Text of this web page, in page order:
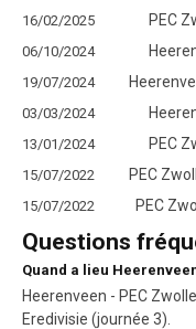
16/02/2025
PEC
06/10/2024
19/07/2024
03/03/2024
13/01/2024
PEC
15/07/2022
PEC
15/07/2022
PEC
Questions
Quand a lieu
Heerenveen - PEC
Eredivisie (journée 3).